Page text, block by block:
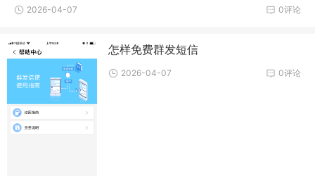
0评论
2026-04-07
怎样免费群发短信
0评论
2026-04-07